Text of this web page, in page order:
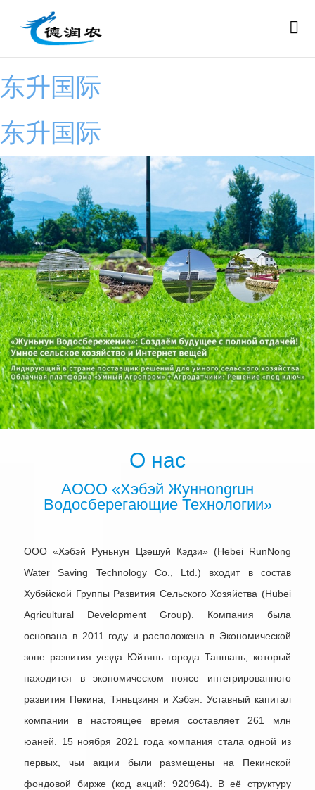
东升国际
东升国际
О нас
АООО «Хэбэй Жуннongruн
Водосберегающие Технологии»
ООО «Хэбэй Руньнун Цзешуй Кэдзи» (Hebei RunNong
Water Saving Technology Co., Ltd.) входит в состав
Хубэйской Группы Развития Сельского Хозяйства (Hubei
Agricultural Development Group). Компания была
основана в 2011 году и расположена в Экономической
зоне развития уезда Юйтянь города Таншань, который
находится в экономическом поясе интегрированного
развития Пекина, Тяньцзиня и Хэбэя. Уставный капитал
компании в настоящее время составляет 261 млн
юаней. 15 ноября 2021 года компания стала одной из
первых, чьи акции были размещены на Пекинской
фондовой бирже (код акций: 920964). В её структуру